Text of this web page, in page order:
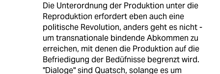
Die Unterordnung der Produktion unter die
Reproduktion erfordert eben auch eine
politische Revolution, anders geht es nicht -
um transnationale bindende Abkommen zu
erreichen, mit denen die Produktion auf die
Befriedigung der Bedüfnisse begrenzt wird.
"Dialoge" sind Quatsch, solange es um